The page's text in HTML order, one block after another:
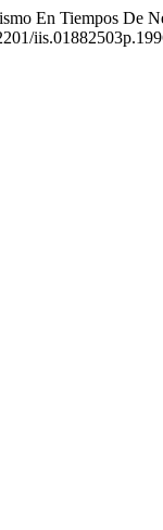
En Tiempos De